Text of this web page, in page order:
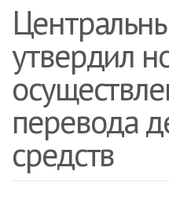
утвердил
перевода
средств